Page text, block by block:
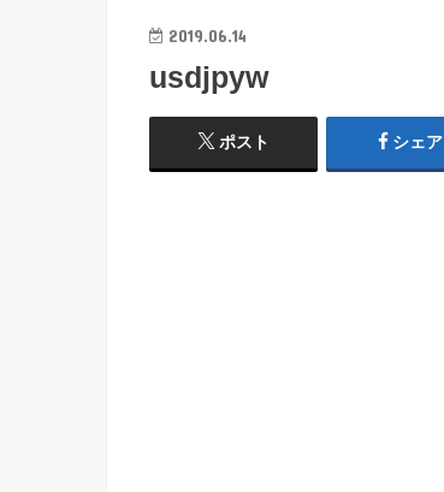
2019.06.14
usdjpyw
ポスト シェア